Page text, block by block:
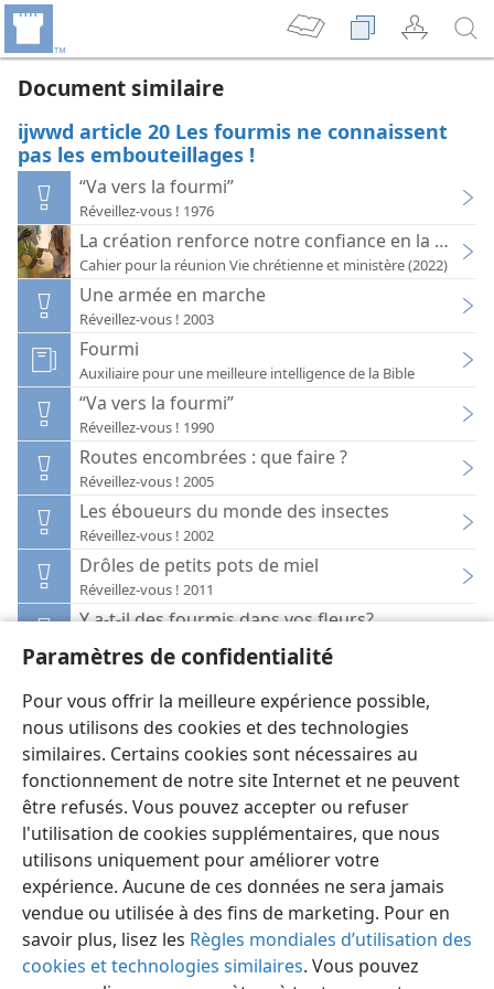
Paramètres de confidentialité
Pour vous offrir la meilleure expérience possible,
nous utilisons des cookies et des technologies
similaires. Certains cookies sont nécessaires au
fonctionnement de notre site Internet et ne peuvent
être refusés. Vous pouvez accepter ou refuser
l'utilisation de cookies supplémentaires, que nous
utilisons uniquement pour améliorer votre
expérience. Aucune de ces données ne sera jamais
vendue ou utilisée à des fins de marketing. Pour en
savoir plus, lisez les Règles mondiales d’utilisation des
cookies et technologies similaires. Vous pouvez
Document similaire
ijwwd article 20 Les fourmis ne connaissent
pas les embouteillages !
“Va vers la fourmi”
Réveillez-vous ! 1976
La création renforce notre confiance en la
Cahier pour la réunion Vie chrétienne et ministère (2022)
Une armée en marche
Réveillez-vous ! 2003
Fourmi
Auxiliaire pour une meilleure intelligence de la Bible
“Va vers la fourmi”
Réveillez-vous ! 1990
Routes encombrées : que faire ?
Réveillez-vous ! 2005
Les éboueurs du monde des insectes
Réveillez-vous ! 2002
Drôles de petits pots de miel
Réveillez-vous ! 2011
Y a-t-il des fourmis dans vos fleurs?
Réveillez-vous ! 1994
Français Préférences
Copyright © 2026 Watch Tower Bible and Tract Society of Pennsylvania
Conditions d’utilisation
Règles de confidentialité
Paramètres de confidentialité
JW.ORG Se connecter